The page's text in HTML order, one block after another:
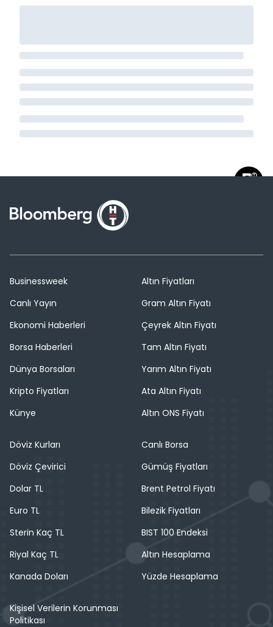
Businessweek
Canlı Yayın
Ekonomi Haberleri
Borsa Haberleri
Dünya Borsaları
Kripto Fiyatları
Künye
Altın Fiyatları
Gram Altın Fiyatı
Çeyrek Altın Fiyatı
Tam Altın Fiyatı
Yarım Altın Fiyatı
Ata Altın Fiyatı
Altın ONS Fiyatı
Döviz Kurları
Döviz Çevirici
Dolar TL
Euro TL
Sterin Kaç TL
Riyal Kaç TL
Kanada Doları
Canlı Borsa
Gümüş Fiyatları
Brent Petrol Fiyatı
Bilezik Fiyatları
BIST 100 Endeksi
Altın Hesaplama
Yüzde Hesaplama
Kişisel Verilerin Korunması
Politikası